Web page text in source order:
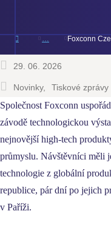
29. 06. 2026
Novinky Tiskové zprávy
Společnost Foxconn
závodě technologickou
nejnovější high-tech
průmyslu. Návštěvníci měli
technologie z globální
republice, pár dní po jejich
v Paříži.